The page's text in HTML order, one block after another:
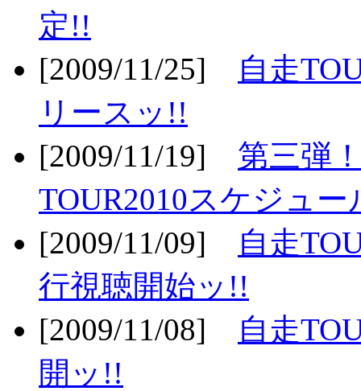
定!!
[2009/11/25]
自走
リースッ!!
[2009/11/19] 第三弾
TOUR2010スケジュー
[2009/11/09]
自走
行視聴開始ッ!!
[2009/11/08]
自走
開ッ!!